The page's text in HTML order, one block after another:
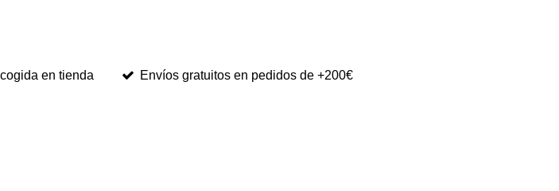
en tienda
Envíos gratuitos en pedidos de +200€